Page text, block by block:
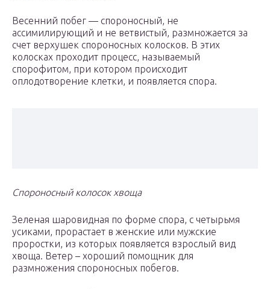
Весенний побег — спороносный, не
ассимилирующий и не ветвистый, размножается за
счет верхушек спороносных колосков. В этих
колосках проходит процесс, называемый
спорофитом, при котором происходит
оплодотворение клетки, и появляется спора.
Спороносный колосок хвоща
Зеленая шаровидная по форме спора, с четырьмя
усиками, прорастает в женские или мужские
проростки, из которых появляется взрослый вид
хвоща. Ветер – хороший помощник для
размножения спороносных побегов.